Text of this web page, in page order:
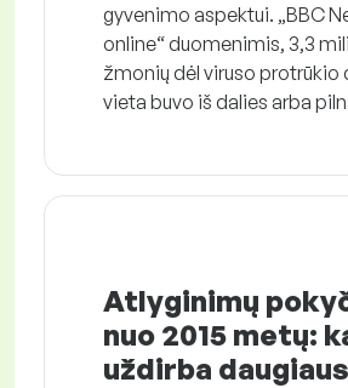
gyvenimo aspektui. „BBC
online“ duomenimis, 3,3
žmonių dėl viruso protrūkio
vieta buvo iš dalies arba
Atlyginimų
nuo 2015 metų:
uždirba